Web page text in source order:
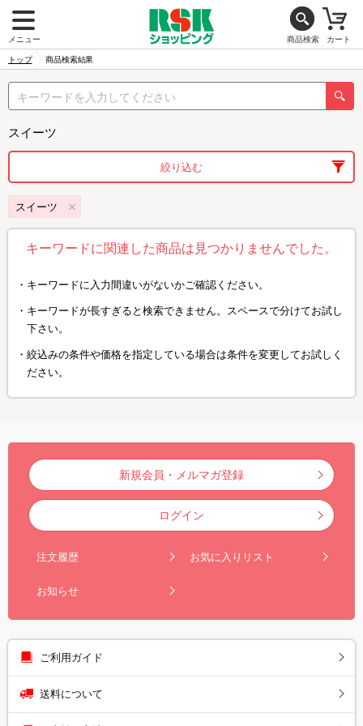
メニュー 商品検索 カート
トップ 商品検索結果
スイーツ
絞り込む
スイーツ
キーワードに関連した商品は見つかりませんでした。
キーワードに入力間違いがないかご確認ください。
キーワードが長すぎると検索できません。スペースで分けてお試し
下さい。
絞込みの条件や価格を指定している場合は条件を変更してお試しく
ださい。
新規会員・メルマガ登録
ログイン
注文履歴 お気に入りリスト
お知らせ
ご利用ガイド
送料について